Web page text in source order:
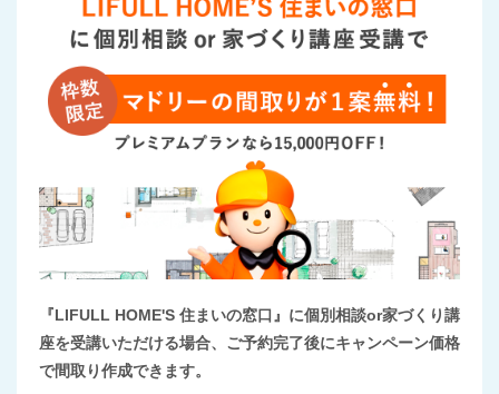
『LIFULL HOME'S 住まいの窓口』に個別相談or家づくり講
座を受講いただける場合、ご予約完了後にキャンペーン価格
で間取り作成できます。